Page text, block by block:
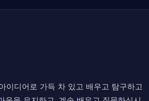
이디어로 가득 차 있고 배우고 탐구하고